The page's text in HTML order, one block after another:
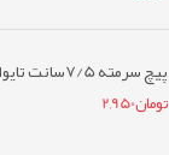
پیچ سرمته 7/5سانت تایوان
تومان2,950